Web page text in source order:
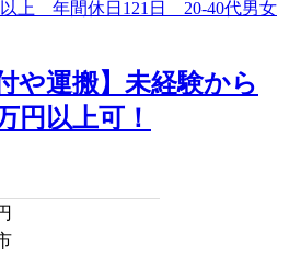
や運搬】未経験から
円以上可！